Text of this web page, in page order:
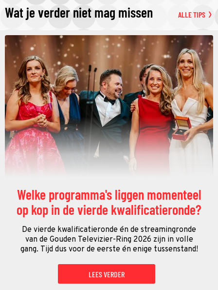
Wat je verder niet mag missen ALLE TIPS
Welke programma's liggen momenteel
op kop in de vierde kwalificatieronde?
De vierde kwalificatieronde én de streamingronde
van de Gouden Televizier-Ring 2026 zijn in volle
gang. Tijd dus voor de eerste én enige tussenstand!
LEES VERDER